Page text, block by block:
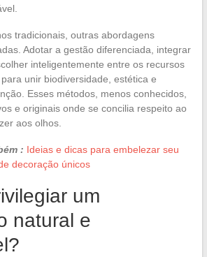
tradicionais, outras abordagens
Adotar a gestão diferenciada, integrar
inteligentemente entre os recursos
unir biodiversidade, estética e
Esses métodos, menos conhecidos,
e originais onde se concilia respeito ao
aos olhos.
: Ideias e dicas para embelezar seu
decoração únicos
um
natural e